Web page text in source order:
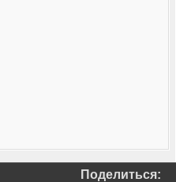
Поделиться: